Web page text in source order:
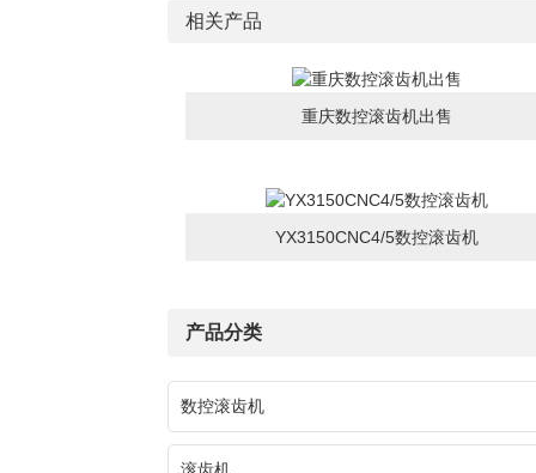
相关产品
重庆数控滚齿机出售
YX3150CNC4/5数控滚齿机
产品分类
数控滚齿机
滚齿机